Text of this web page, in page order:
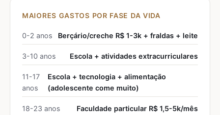
MAIORES GASTOS POR FASE DA VIDA
0-2 anos Berçário/creche R$ 1-3k + fraldas + leite
3-10 anos Escola + atividades extracurriculares
11-17
anos
Escola + tecnologia + alimentação
(adolescente come muito)
18-23 anos Faculdade particular R$ 1,5-5k/mês